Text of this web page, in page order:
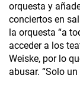
orquesta y
conciertos en
la orquesta “a
acceder a los
Weiske, por lo
abusar. “Solo